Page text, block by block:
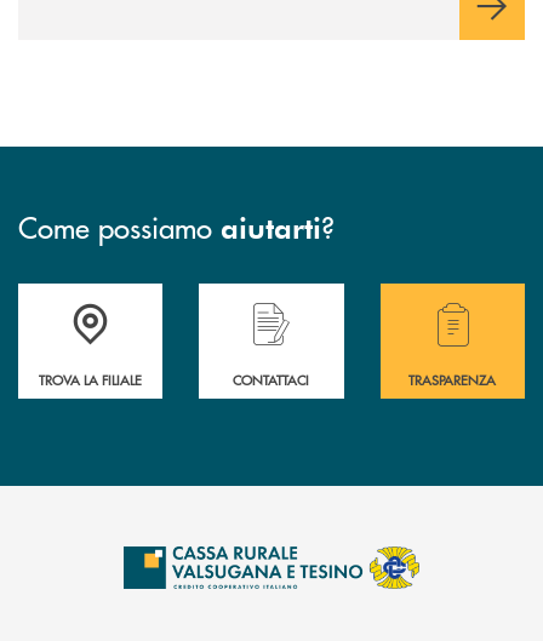
Come possiamo aiutarti?
Accedi all' elenco completo delle filiali .
TROVA LA FILIALE
Hai bisogno di assistenza immediata?
CONTATTACI
Hai bisogno di
TRASPARENZA